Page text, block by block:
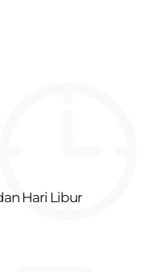
Hari Libur